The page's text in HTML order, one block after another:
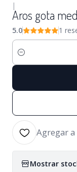
|
Aros gota
5.0 1
Cantidad
Agregar
Mostrar